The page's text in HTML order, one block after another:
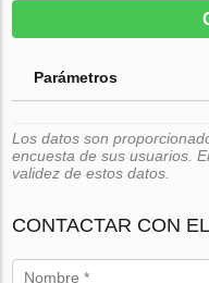
Parámetros
Los datos son
encuesta de sus usuarios.
validez de estos datos.
CONTACTAR CON